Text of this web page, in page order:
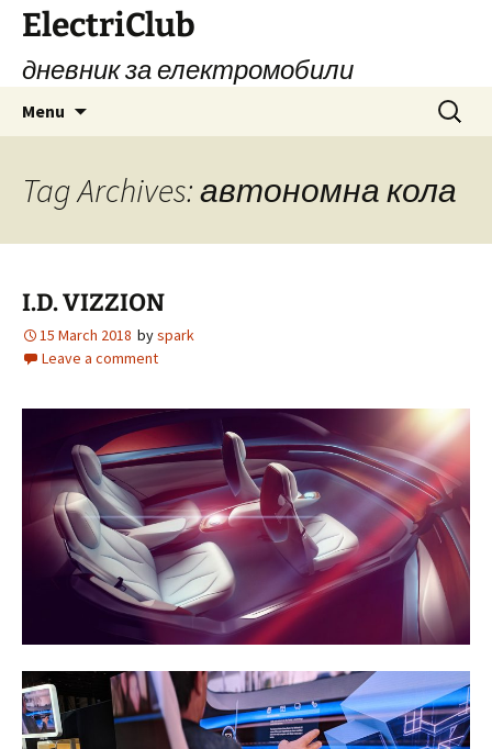
Skip
content
ElectriClub
дневник за електромобили
Menu
Search
for:
Tag Archives: автономна кола
I.D. VIZZION
15 March 2018 byspark
Leave a comment